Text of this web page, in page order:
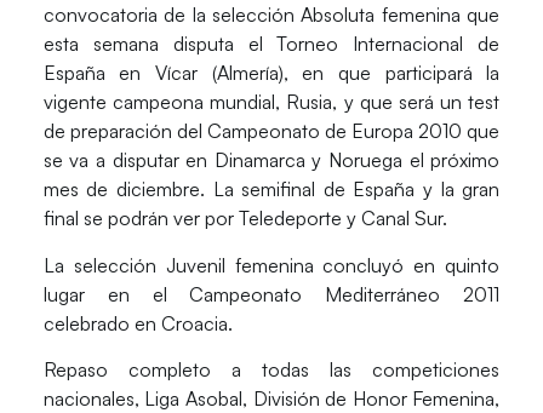
convocatoria de la selección Absoluta femenina que
esta semana disputa el Torneo Internacional de
España en Vícar (Almería), en que participará la
vigente campeona mundial, Rusia, y que será un test
de preparación del Campeonato de Europa 2010 que
se va a disputar en Dinamarca y Noruega el próximo
mes de diciembre. La semifinal de España y la gran
final se podrán ver por Teledeporte y Canal Sur.
La selección Juvenil femenina concluyó en quinto
lugar en el Campeonato Mediterráneo 2011
celebrado en Croacia.
Repaso completo a todas las competiciones
nacionales, Liga Asobal, División de Honor Femenina,